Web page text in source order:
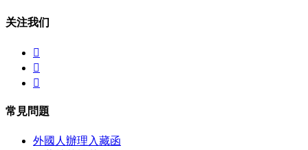
关注我们



常見問題
外國人辦理入藏函